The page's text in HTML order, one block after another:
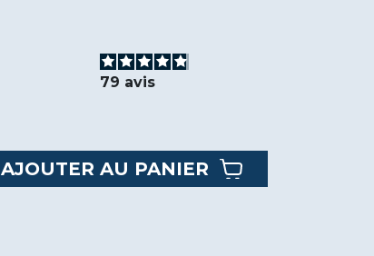
79 avis
AJOUTER AU PANIER